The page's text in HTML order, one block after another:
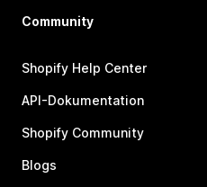
Community
Shopify Help Center
API-Dokumentation
Shopify Community
Blogs